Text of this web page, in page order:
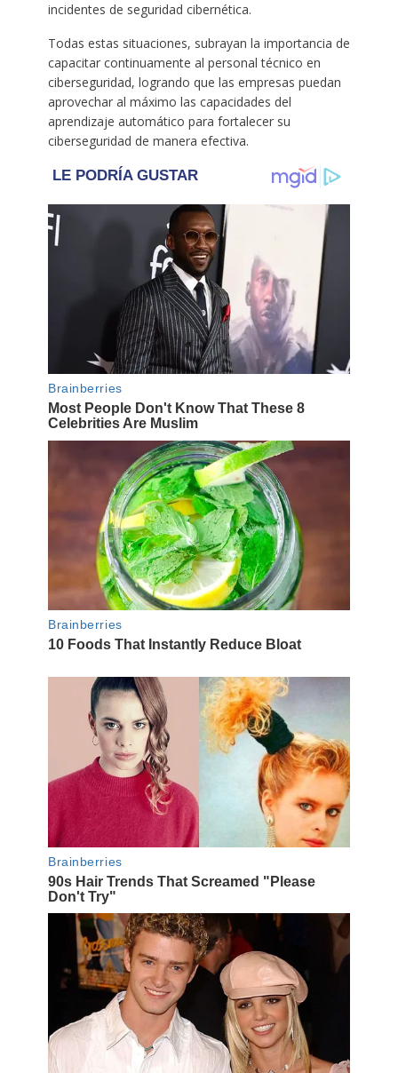
incidentes de seguridad cibernética.
Todas estas situaciones, subrayan la importancia de
capacitar continuamente al personal técnico en
ciberseguridad, logrando que las empresas puedan
aprovechar al máximo las capacidades del
aprendizaje automático para fortalecer su
ciberseguridad de manera efectiva.